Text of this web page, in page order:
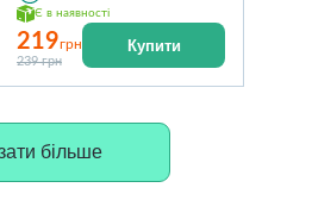
Є в наявності
219грн
239 грн
Купити
більше